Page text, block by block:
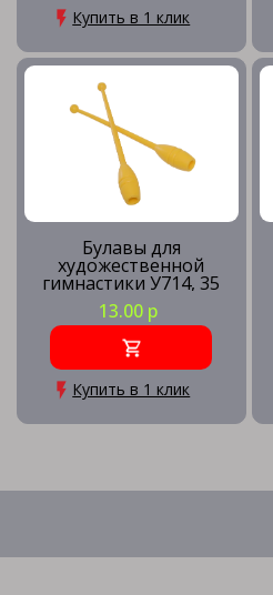
Купить в 1 клик
Булавы для
художественной
гимнастики У714, 35
см
13.00 р
Купить в 1 клик